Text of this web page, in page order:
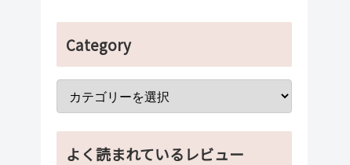
Category
よく読まれているレビュー